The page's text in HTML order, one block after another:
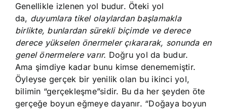
Genellikle izlenen yol budur. Öteki yol
da, duyumlara tikel olaylardan başlamakla
birlikte, bunlardan sürekli biçimde ve derece
derece yükselen önermeler çıkararak, sonunda en
genel önermelere varır. Doğru yol da budur.
Ama şimdiye kadar bunu kimse denememiştir.
Öyleyse gerçek bir yenilik olan bu ikinci yol,
bilimin “gerçekleşme”sidir. Bu da her şeyden öte
gerçeğe boyun eğmeye dayanır. “Doğaya boyun